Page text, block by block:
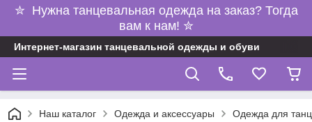
✮ Нужна танцевальная одежда на заказ? Тогда
вам к нам! ✮
Интернет-магазин танцевальной одежды и обуви
Наш каталог Одежда и аксессуары Одежда для